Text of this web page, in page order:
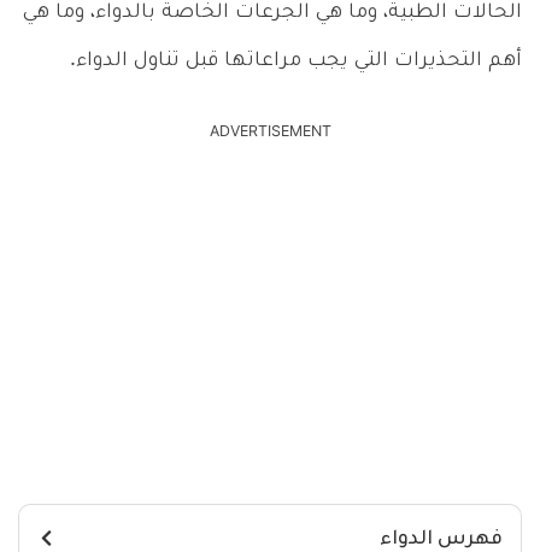
الحالات الطبية، وما هي الجرعات الخاصة بالدواء، وما هي
أهم التحذيرات التي يجب مراعاتها قبل تناول الدواء.
ADVERTISEMENT
فهرس الدواء